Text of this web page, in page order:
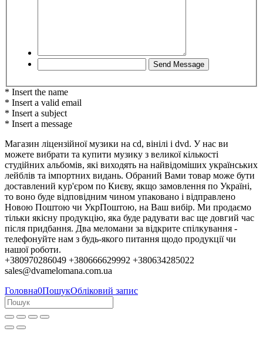
* Insert the name
* Insert a valid email
* Insert a subject
* Insert a message
Магазин ліцензійної музики на cd, вінілі і dvd. У нас ви
можете вибрати та купити музику з великої кількості
студійних альбомів, які виходять на найвідоміших українських
лейблів та імпортних видань. Обраний Вами товар може бути
доставлений кур'єром по Києву, якщо замовлення по Україні,
то воно буде відповідним чином упаковано і відправлено
Новою Поштою чи УкрПоштою, на Ваш вибір. Ми продаємо
тільки якісну продукцію, яка буде радувати вас ще довгий час
після придбання. Два меломани за відкрите спілкування -
телефонуйте нам з будь-якого питання щодо продукції чи
нашої роботи.
+380970286049 +380666629992 +380634285022
sales@dvamelomana.com.ua
Головна0ПошукОбліковий запис
Колеги, партнери та клієнти!